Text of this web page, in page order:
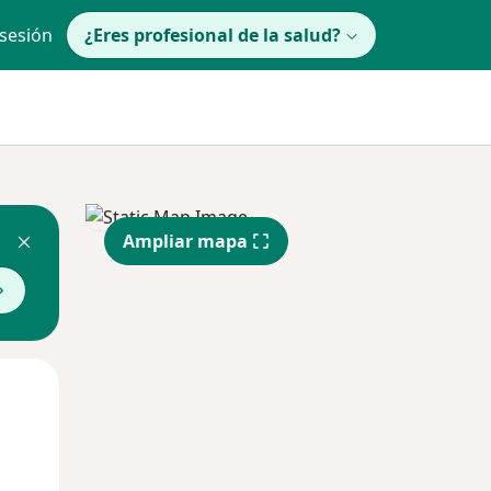
¿Eres profesional de la salud?
Ampliar mapa